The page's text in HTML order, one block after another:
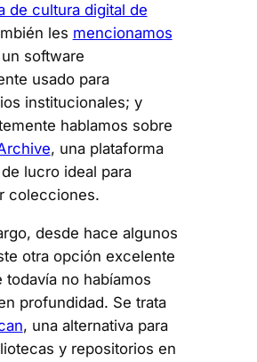
de cultura digital de
les mencionamos
software
usado para
institucionales; y
hablamos sobre
, una plataforma
lucro ideal para
colecciones.
desde hace algunos
otra opción excelente
todavía no habíamos
profundidad. Se trata
, una alternativa para
y repositorios en